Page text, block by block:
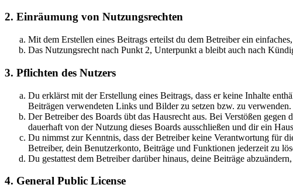
2. Einräumung von Nutzungsrechten
Mit dem Erstellen eines Beitrags erteilst du dem Betreiber ein
Das Nutzungsrecht nach Punkt 2, Unterpunkt a bleibt auch nach
3. Pflichten des Nutzers
Du erklärst mit der Erstellung eines Beitrags, dass er keine Inhalte
Beiträgen verwendeten Links und Bilder zu setzen bzw. zu verwenden.
Der Betreiber des Boards übt das Hausrecht aus. Bei Verstößen
dauerhaft von der Nutzung dieses Boards ausschließen und dir ein
Du nimmst zur Kenntnis, dass der Betreiber keine Verantwortung für
Betreiber, dein Benutzerkonto, Beiträge und Funktionen jederzeit zu
Du gestattest dem Betreiber darüber hinaus, deine Beiträge
4. General Public License